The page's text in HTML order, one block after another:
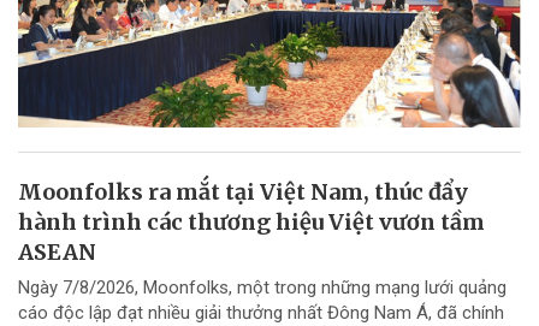
Moonfolks ra mắt tại Việt Nam, thúc đẩy
hành trình các thương hiệu Việt vươn tầm
ASEAN
Ngày 7/8/2026, Moonfolks, một trong những mạng lưới quảng
cáo độc lập đạt nhiều giải thưởng nhất Đông Nam Á, đã chính